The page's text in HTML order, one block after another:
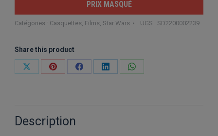
PRIX MASQUÉ
Catégories : Casquettes Films Star Wars UGS : SD2200002239
Share this product
PartagerPartagerPartagerPartagerPartager
Description